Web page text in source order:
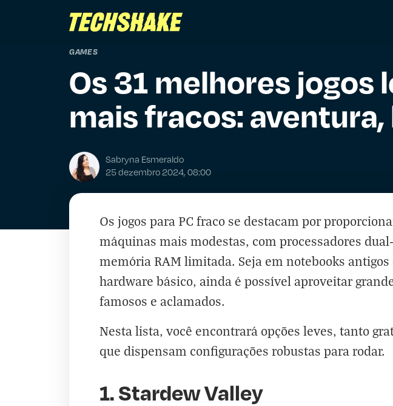
GAMES
Os 31 melhores jogos
mais fracos:
Sabryna Esmeraldo
25 dezembro 2024, 08:00
Os jogos para PC fraco se destacam por
máquinas mais modestas, com processadores
memória RAM limitada. Seja em notebooks antigos
hardware básico, ainda é possível aproveitar
famosos e aclamados.
Nesta lista, você encontrará opções leves, tanto
que dispensam configurações robustas para rodar.
1. Stardew Valley